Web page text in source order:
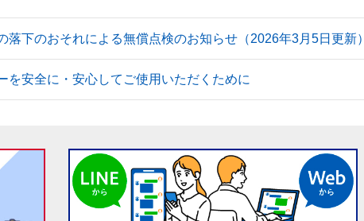
落下のおそれによる無償点検のお知らせ（2026年3月5日更新）
を安全に・安心してご使用いただくために